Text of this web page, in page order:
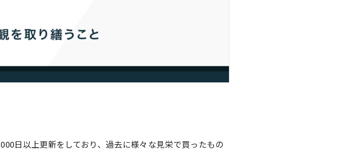
日以上更新をしており、過去に様々な見栄で買ったもの